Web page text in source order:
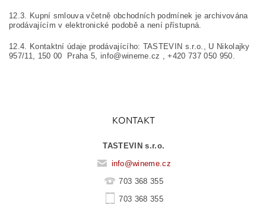
12.3. Kupní smlouva včetně obchodních podmínek je archivována
prodávajícím v elektronické podobě a není přístupná.
12.4. Kontaktní údaje prodávajícího: TASTEVIN s.r.o., U Nikolajky
957/11, 150 00 Praha 5, info@wineme.cz , +420 737 050 950.
KONTAKT
TASTEVIN s.r.o.
info@wineme.cz
703 368 355
703 368 355